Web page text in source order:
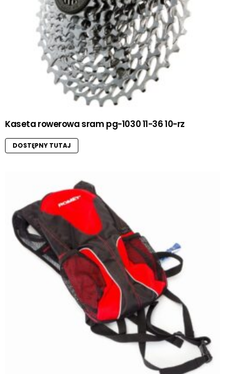
Kaseta rowerowa sram pg-1030 11-36 10-rz
DOSTĘPNY TUTAJ